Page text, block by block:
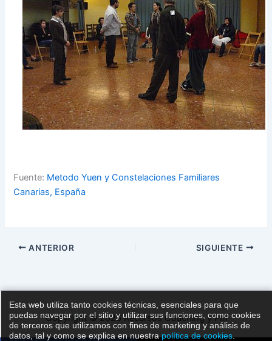
Fuente: Metodo Yuen y Constelaciones Familiares
Canarias, España
ANTERIOR SIGUIENTE
Copyright © 2026 Recursos Coaching y Pnl
Esta web utiliza tanto cookies técnicas, esenciales para que
puedas navegar por el sitio y utilizar sus funciones, como cookies
de terceros que utilizamos con fines de marketing y análisis de
datos, tal y como se explica en nuestrapolítica de cookies.